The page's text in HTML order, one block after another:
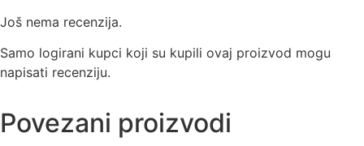
Još nema recenzija.
Samo logirani kupci koji su kupili ovaj proizvod mogu
napisati recenziju.
Povezani proizvodi